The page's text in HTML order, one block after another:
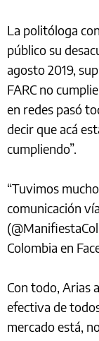
La politóloga
público su
agosto 2019,
FARC no
en redes pasó
decir que acá
cumpliendo”.
“Tuvimos
comunicación
Colombia en
Con todo, Arias
efectiva de
mercado está,